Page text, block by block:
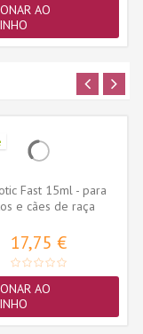
AO
Fast 15ml - para
e cães de raça
17,75 €
AO